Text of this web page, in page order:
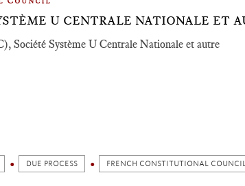
U CENTRALE NATIONALE ET
Société Système U Centrale Nationale et autre
DUE PROCESS FRENCH CONSTITUTIONAL